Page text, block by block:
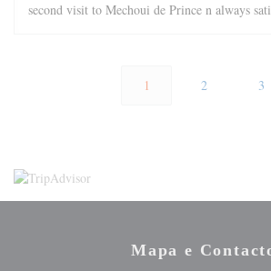
second visit to Mechoui de Prince n always
1 2 3
Mapa e